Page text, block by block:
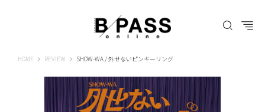
HOME B-PASS ONLINE
REVIEW SHOW-WA / 外せないピンキーリング